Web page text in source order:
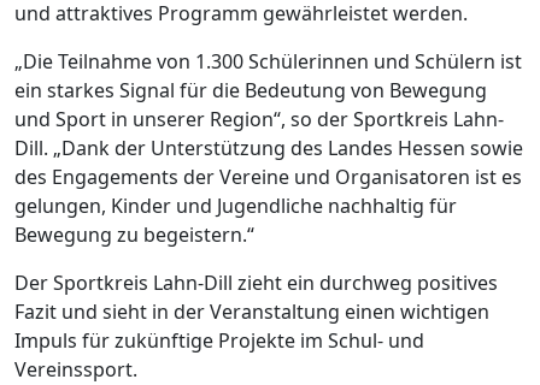
und attraktives Programm gewährleistet werden.
„Die Teilnahme von 1.300 Schülerinnen und Schülern ist
ein starkes Signal für die Bedeutung von Bewegung
und Sport in unserer Region“, so der Sportkreis Lahn-
Dill. „Dank der Unterstützung des Landes Hessen sowie
des Engagements der Vereine und Organisatoren ist es
gelungen, Kinder und Jugendliche nachhaltig für
Bewegung zu begeistern.“
Der Sportkreis Lahn-Dill zieht ein durchweg positives
Fazit und sieht in der Veranstaltung einen wichtigen
Impuls für zukünftige Projekte im Schul- und
Vereinssport.